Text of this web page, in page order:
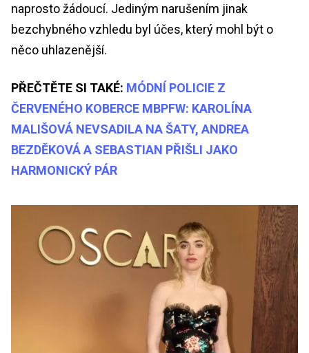
naprosto žádoucí. Jediným narušením jinak
bezchybného vzhledu byl účes, který mohl být o
něco uhlazenější.
PŘEČTĚTE SI TAKÉ: MÓDNÍ POLICIE Z
ČERVENÉHO KOBERCE MBPFW: KAROLÍNA
MALIŠOVÁ NEVSADILA NA ŠATY, ANDREA
BEZDĚKOVÁ A SEBASTIAN PŘIŠLI JAKO
HARMONICKÝ PÁR